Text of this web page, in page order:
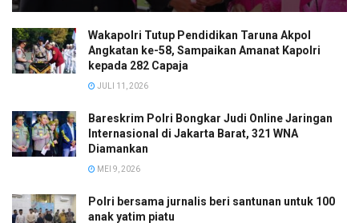
Wakapolri Tutup Pendidikan Taruna Akpol
Angkatan ke-58, Sampaikan Amanat Kapolri
kepada 282 Capaja
JULI 11, 2026
Bareskrim Polri Bongkar Judi Online Jaringan
Internasional di Jakarta Barat, 321 WNA
Diamankan
MEI 9, 2026
Polri bersama jurnalis beri santunan untuk 100
anak yatim piatu